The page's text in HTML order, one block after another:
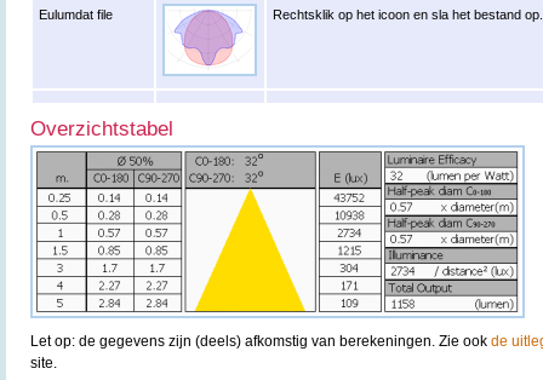
Eulumdat file Rechtsklik op het icoon en sla het bestand op.
Overzichtstabel
Let op: de gegevens zijn (deels) afkomstig van berekeningen. Zie ook de
site.